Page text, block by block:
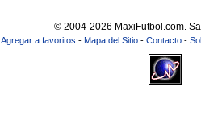
© 2004-2026 MaxiFutbol.com.
Agregar a favoritos - Mapa del Sitio - Contacto -